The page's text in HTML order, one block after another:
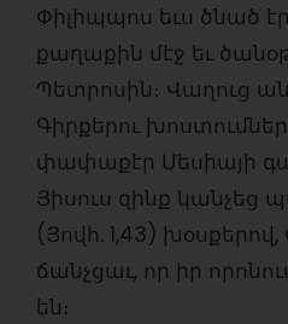
Փիլիպպոս եւս ծնած
քաղաքին մէջ եւ
Պետրոսին։ Վաղուց ան
Գիրքերու
փափաքէր Մեսիայի
Յիսուս զինք կանչեց
(Յովհ. 1,43)
ճանչցաւ, որ իր
են։